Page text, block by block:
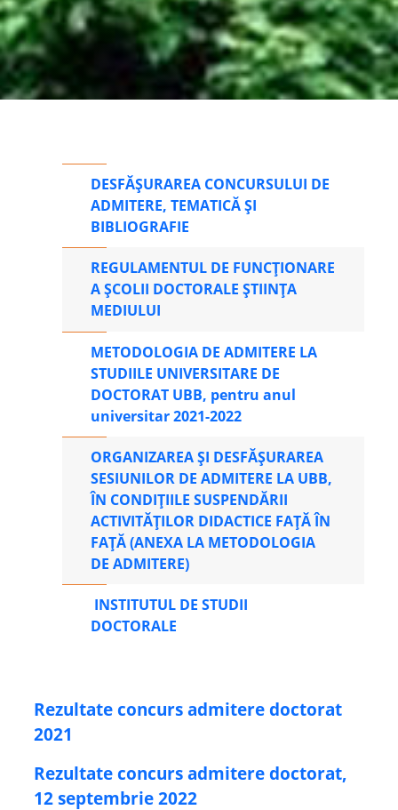
DESFĂȘURAREA CONCURSULUI DE
ADMITERE, TEMATICĂ ȘI
BIBLIOGRAFIE
REGULAMENTUL DE FUNCȚIONARE
A ȘCOLII DOCTORALE ȘTIINȚA
MEDIULUI
METODOLOGIA DE ADMITERE LA
STUDIILE UNIVERSITARE DE
DOCTORAT UBB, pentru anul
universitar 2021-2022
ORGANIZAREA ȘI DESFĂȘURAREA
SESIUNILOR DE ADMITERE LA UBB,
ÎN CONDIȚIILE SUSPENDĂRII
ACTIVITĂȚILOR DIDACTICE FAȚĂ ÎN
FAȚĂ (ANEXA LA METODOLOGIA
DE ADMITERE)
INSTITUTUL DE STUDII
DOCTORALE
Rezultate concurs admitere doctorat
2021
Rezultate concurs admitere doctorat,
12 septembrie 2022